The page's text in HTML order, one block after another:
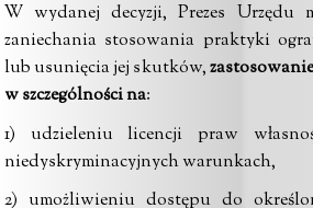
W wydanej decyzji, Prezes Urzędu
zaniechania stosowania praktyki
lub usunięcia jej skutków,
w szczególności na:
1) udzieleniu licencji praw
niedyskryminacyjnych warunkach,
2) umożliwieniu dostępu do